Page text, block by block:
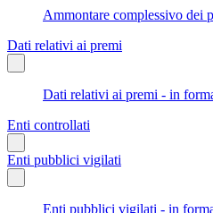
Ammontare complessivo dei
Dati relativi ai premi
Dati relativi ai premi - in
Enti controllati
Enti pubblici vigilati
Enti pubblici vigilati - in